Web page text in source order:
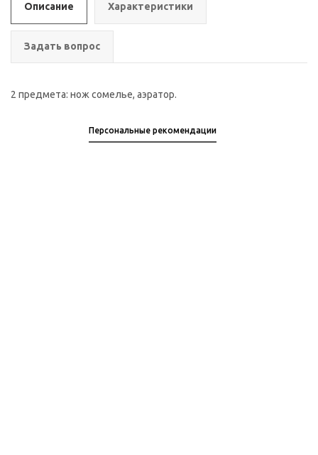
Описание Характеристики
Задать вопрос
2 предмета: нож сомелье, аэратор.
Персональные рекомендации